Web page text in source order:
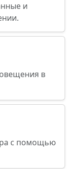
и
в
с помощью